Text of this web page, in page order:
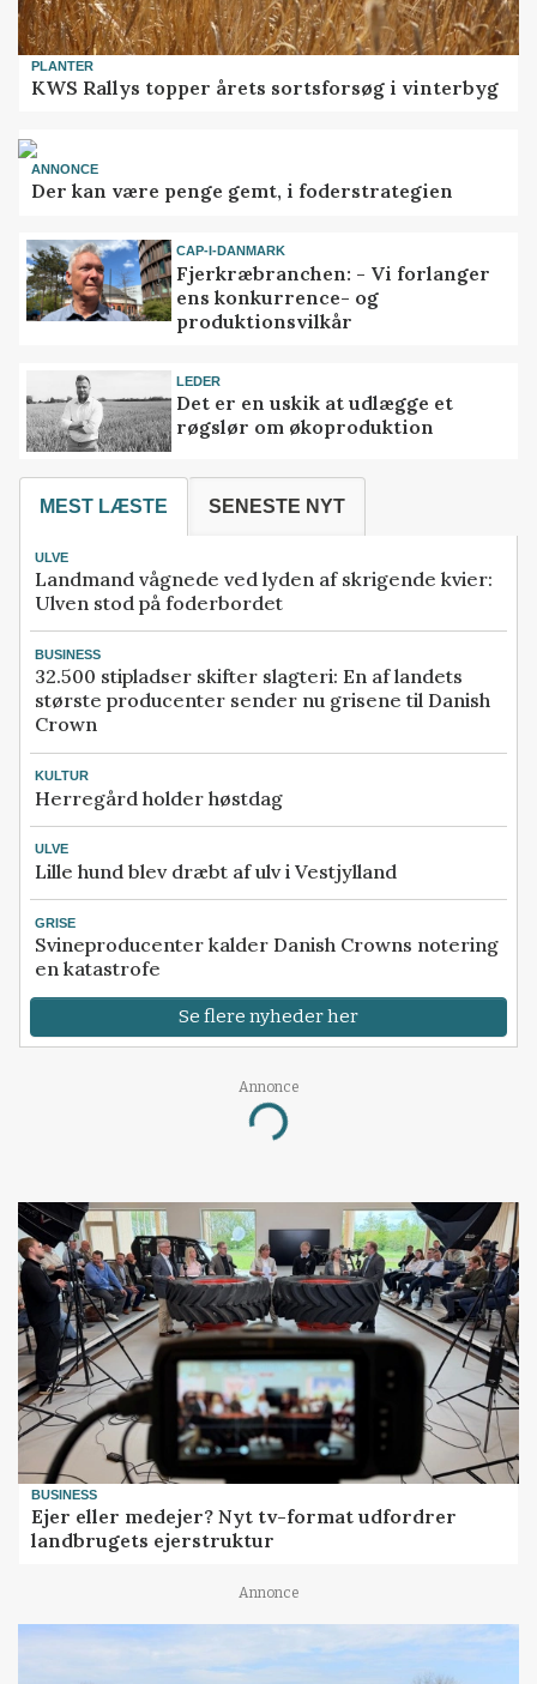
PLANTER
KWS Rallys topper årets sortsforsøg i vinterbyg
ANNONCE
Der kan være penge gemt, i foderstrategien
CAP-I-DANMARK
Fjerkræbranchen: - Vi forlanger
ens konkurrence- og
produktionsvilkår
LEDER
Det er en uskik at udlægge et
røgslør om økoproduktion
MEST LÆSTE SENESTE NYT
ULVE
Landmand vågnede ved lyden af skrigende kvier:
Ulven stod på foderbordet
BUSINESS
32.500 stipladser skifter slagteri: En af landets
største producenter sender nu grisene til Danish
Crown
KULTUR
Herregård holder høstdag
ULVE
Lille hund blev dræbt af ulv i Vestjylland
GRISE
Svineproducenter kalder Danish Crowns notering
en katastrofe
Se flere nyheder her
Annonce
Loading...
BUSINESS
Ejer eller medejer? Nyt tv-format udfordrer
landbrugets ejerstruktur
Annonce